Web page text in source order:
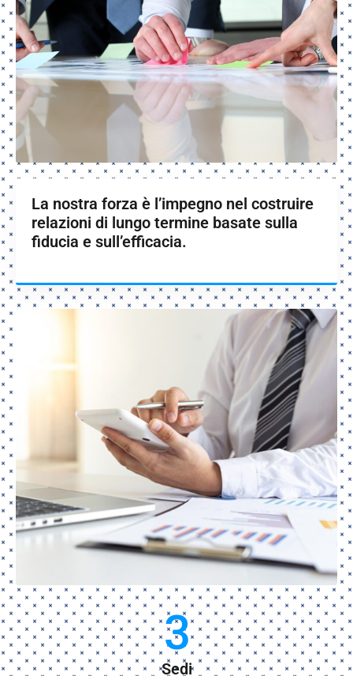
La nostra forza è l’impegno nel costruire
relazioni di lungo termine basate sulla
fiducia e sull’efficacia.
Sedi
3